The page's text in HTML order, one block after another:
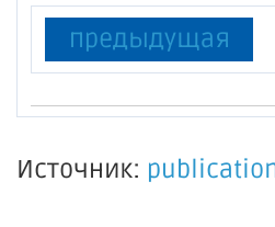
предыдущая
Источник: